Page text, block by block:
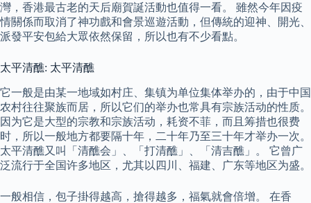
灣，香港最古老的天后廟賀誕活動也值得一看。 雖然今年因疫
情關係而取消了神功戲和會景巡遊活動，但傳統的迎神、開光、
派發平安包給大眾依然保留，所以也有不少看點。
太平清醮: 太平清醮
它一般是由某一地域如村庄、集镇为单位集体举办的，由于中国
农村往往聚族而居，所以它们的举办也常具有宗族活动的性质。
因为它是大型的宗教和宗族活动，耗资不菲，而且筹措也很费
时，所以一般地方都要隔十年，二十年乃至三十年才举办一次。
太平清醮又叫「清醮会」、「打清醮」、「清吉醮」。 它曾广
泛流行于全国许多地区，尤其以四川、福建、广东等地区为盛。
一般相信，包子掛得越高，搶得越多，福氣就會倍增。 在香